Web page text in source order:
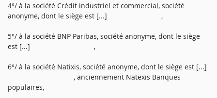
4°/ à la société Crédit industriel et commercial, société
anonyme, dont le siège est [...] ,
5°/ à la société BNP Paribas, société anonyme, dont le siège
est [...] ,
6°/ à la société Natixis, société anonyme, dont le siège est [...]
, anciennement Natexis Banques
populaires,